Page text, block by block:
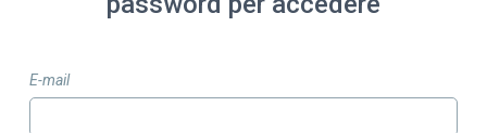
E-mail